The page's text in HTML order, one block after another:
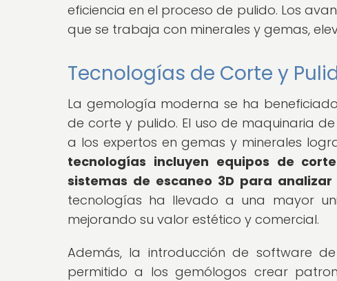
eficiencia en el proceso de pulido. Los
que se trabaja con minerales y gemas,
Tecnologías de Corte y
La gemología moderna se ha
de corte y pulido. El uso de maquinaria
a los expertos en gemas y minerales
tecnologías incluyen equipos de
sistemas de escaneo 3D para
tecnologías ha llevado a una mayor
mejorando su valor estético y comercial.
Además, la introducción de software
permitido a los gemólogos crear